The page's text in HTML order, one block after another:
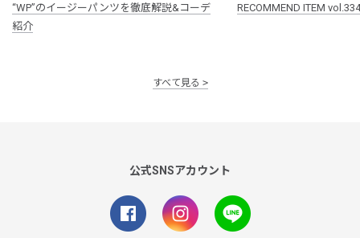
“WP”のイージーパンツを徹底解説&コーデ
紹介
RECOMMEND ITEM vol.334
すべて見る
公式SNSアカウント